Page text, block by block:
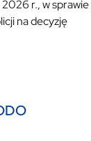
r., w sprawie
na decyzję